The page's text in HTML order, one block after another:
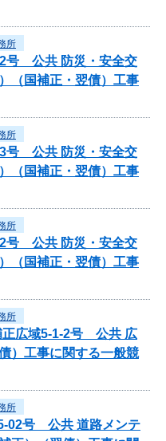
所
2号 公共 防災・安全交
（国補正・翌債）工事
所
3号 公共 防災・安全交
（国補正・翌債）工事
所
2号 公共 防災・安全交
（国補正・翌債）工事
所
正広域5-1-2号 公共 広
）工事に関する一般競
所
02号 公共 道路メンテ